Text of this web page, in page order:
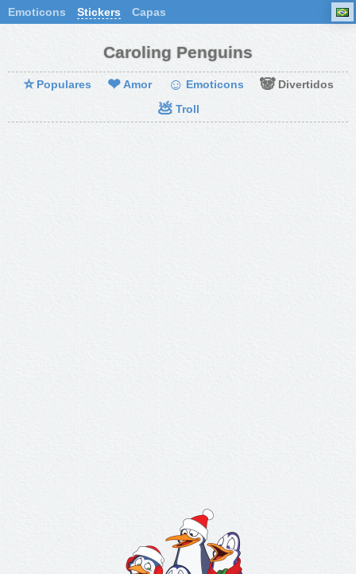
Emoticons Stickers Capas
Caroling Penguins
⭐ Populares ❤ Amor ☺ Emoticons 🐼 Divertidos
💩 Troll